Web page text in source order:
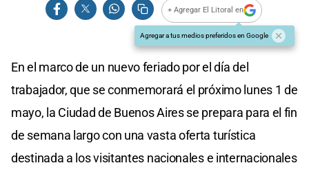
+ Agregar El Litoral en
Agregar a tus medios preferidos en Google
En el marco de un nuevo feriado por el día del
trabajador, que se conmemorará el próximo lunes 1 de
mayo, la Ciudad de Buenos Aires se prepara para el fin
de semana largo con una vasta oferta turística
destinada a los visitantes nacionales e internacionales